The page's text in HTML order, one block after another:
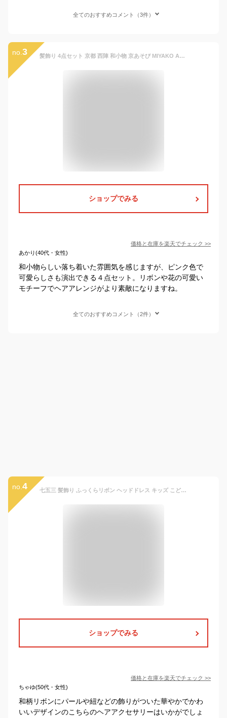
全てのおすすめコメント（3件）
no. 3 髪飾り 4点セット 京都 西陣 和小物 京あそび MIYAKO ASOBI ピンク 成人式 花 和風 浴衣 着物 振袖 袴 七五三 キッズ 結婚式お呼ばれ 卒業式 入学式 コーム 髪留 子供 日本製 送料無料 W95 CM-T7-0745 w934 Si
ショップでみる
価格と在庫を楽天でチェック >>
あかり(40代・女性)
和小物らしい落ち着いた雰囲気を感じますが、ピンク色で
可愛らしさも演出できる４点セット。リボンや花の可愛い
モチーフでヘアアレンジがより素敵になりますね。
全てのおすすめコメント（2件）
no. 4 七五三 髪飾り ふっくらリボン ヘッドドレス キッズ こども ヘアアクセサリー 着物 袴 浴衣 秋祭り 桜 卒業式 卒園式 成人式 大学生 小学生 中学生 和装 髪飾り ヘアアクセ 和小物 振袖 結婚式 十三参り ハーフ成人式 浴衣 送料無料
ショップでみる
価格と在庫を楽天でチェック >>
ちゃゆ(50代・女性)
和柄リボンにパールや紐などの飾りがついた華やかでかわ
いいデザインのこちらのヘアアクセサリーはいかがでしょ